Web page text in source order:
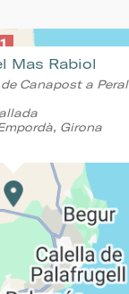
Mas Rabiol
Canapost a
Girona